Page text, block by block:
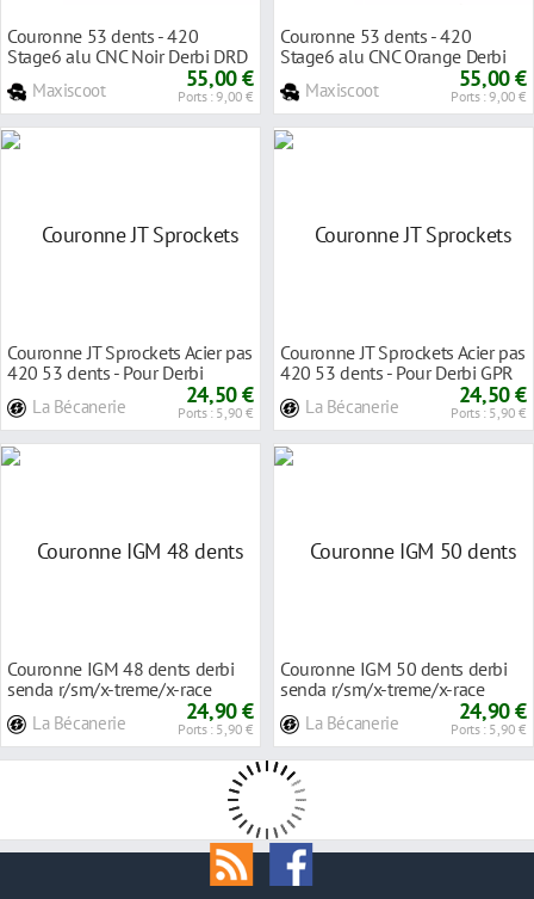
Couronne 53 dents - 420
Stage6 alu CNC Noir Derbi DRD
Maxiscoot 55,00 €
Ports : 9,00 €
Couronne 53 dents - 420
Stage6 alu CNC Orange Derbi
Maxiscoot 55,00 €
Ports : 9,00 €
Couronne JT Sprockets Acier pas
420 53 dents - Pour Derbi
La Bécanerie 24,50 €
Ports : 5,90 €
Couronne JT Sprockets Acier pas
420 53 dents - Pour Derbi GPR
La Bécanerie 24,50 €
Ports : 5,90 €
Couronne IGM 48 dents derbi
senda r/sm/x-treme/x-race
La Bécanerie 24,90 €
Ports : 5,90 €
Couronne IGM 50 dents derbi
senda r/sm/x-treme/x-race
La Bécanerie 24,90 €
Ports : 5,90 €